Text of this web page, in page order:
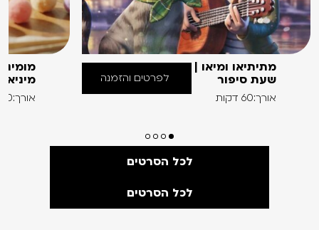
מתיתיאו ומיאו |
שעת סיפור
אורך:60 דקות
לפרטים והזמנה
אורך:60 דקות
לכל הסרטים
לכל הסרטים